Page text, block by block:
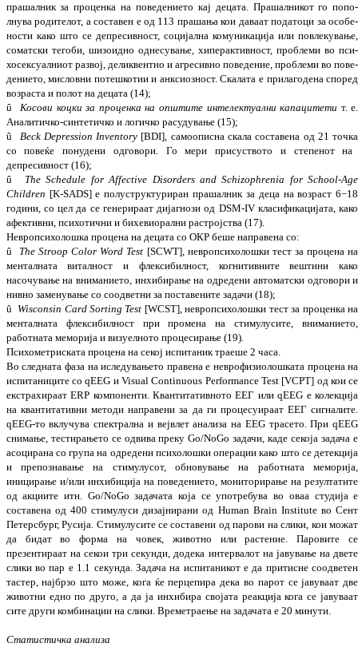
прашалник за проценка на пове­дението кај децата. Прашалникот го попо­
лнува родителот, а составен е од 113 пра­­шања кои даваат податоци за осо­бе­
но­сти како што се депресивност, социјална ко­муникација или повлекување,
соматски те­­гоби, шизоидно однесување, хиперак­тив­ност, проблеми во пси­
хосексуалниот раз­вој, деликвентно и агре­сивно поведение, про­­блеми во по­ве­
де­ние­то, мисловни поте­ш­­котии и анксиозност. Ска­лата е при­ла­го­де­на според
возраста и по­лот на децата (14);
û
Косови коцки за проценка на општите ин­телектуални капацитети т. е.
Ана­ли­ти­чко-синтетичко и логичко расудување (15);
û
Beck Depression Inventory [BDI], само­опис­на скала составена од 21точка
со по­веќе понудени одговори. Го мери при­сус­тво­то и степенот на
депресивност (16);
û
The Schedule for Affective Disorders and Schizophrenia for School-Age
Children [K-SADS] е полуструктуриран прашалник за де­ца на возраст 6−18
години, со цел да се ге­не­­рираат дијагнози од DSM-IV класи­фи­ка­ци­јата, како
афективни, психотични и бихе­вио­рални растројства (17).
Невропсихолошка процена на децата со ОКР беше направена со:
û
The Stroop Color Word Test [SCWT], нев­ро­психолошки тест за процена на
ментал­на­та виталност и флексибилност, когни­­тивните вештини како
насочување на вни­манието, инхибирање на одредени авто­матски одговори и
нивно заменување со соод­ветни за поставените задачи (18);
û Wisconsin Card Sorting Test [WCST], нев­ро­психолошки тест за проценка на
мен­та­л­ната флексибилност при промена на сти­м­улу­сите, вниманието,
работната мемо­рија и визуелното процесирање (19).
Психометриската процена на секој испи­та­ник траеше 2 часа.
Во следната фаза на иследувањето правена е нев­рофизиолошката процена на
испи­та­ни­ците со qEEG и Visual Continuous Perfor­mance Test [VCPT] од кои се
екстрахираат ERP компоненти. Квантитативното ЕЕГ или qEEG е колекција
на квантитативни методи направени за да ги процесуираат ЕЕГ сигналите.
qEEG-то вклучува спек­трална и вејвлет анализа на EEG трасето. При qEEG
снимање, тестирањето се одвива преку Go/NoGo задачи, каде секоја задача е
асо­цирана со група на одредени пси­хо­лошки операции како што се детекција
и пре­познавање на стимулусот, обновување на работната меморија,
иницирање и/или инхи­биција на поведението, мониторирање на резултатите
од акциите итн. Go/NoGo зада­чата која се употребува во оваа студија е
составена од 400 стимулуси дизајнирани од Human Brain InstituteвоСент
Петерсбург, Русија. Стимулусите се составени од паро­ви на слики, кои можат
да бидат во форма на човек, животно или растение. Паровите се
презентираат на секои три секунди, до­дека интервалот на јавување на двете
сли­ки во пар е 1.1 секунда. Задача на испи­та­ни­кот е да притисне соодветен
тастер, нај­брзо што може, кога ќе перцепира дека во па­рот се јавуваат две
животни едно по дру­го, а да ја инхибира својата реакција кога се јавуваат
сите други комбинации на сли­ки. Време­траење на задачата е 20 ми­нути.
Статистичка анализа